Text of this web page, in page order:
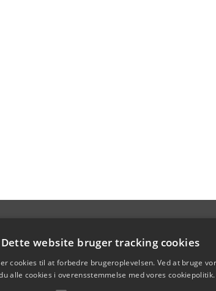
Dette website bruger tracking cookies
cookies til at forbedre brugeroplevelsen. Ved at bruge
alle cookies i overensstemmelse med vores cookiepolitik.